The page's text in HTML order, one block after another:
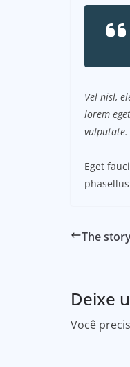
Vel nisl,
lorem
vulputate.
Eget
The
Deixe
Você